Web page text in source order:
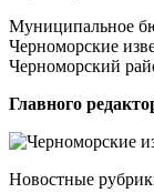
Муниципальное
Черноморские
Черноморский
Главного
Новостные